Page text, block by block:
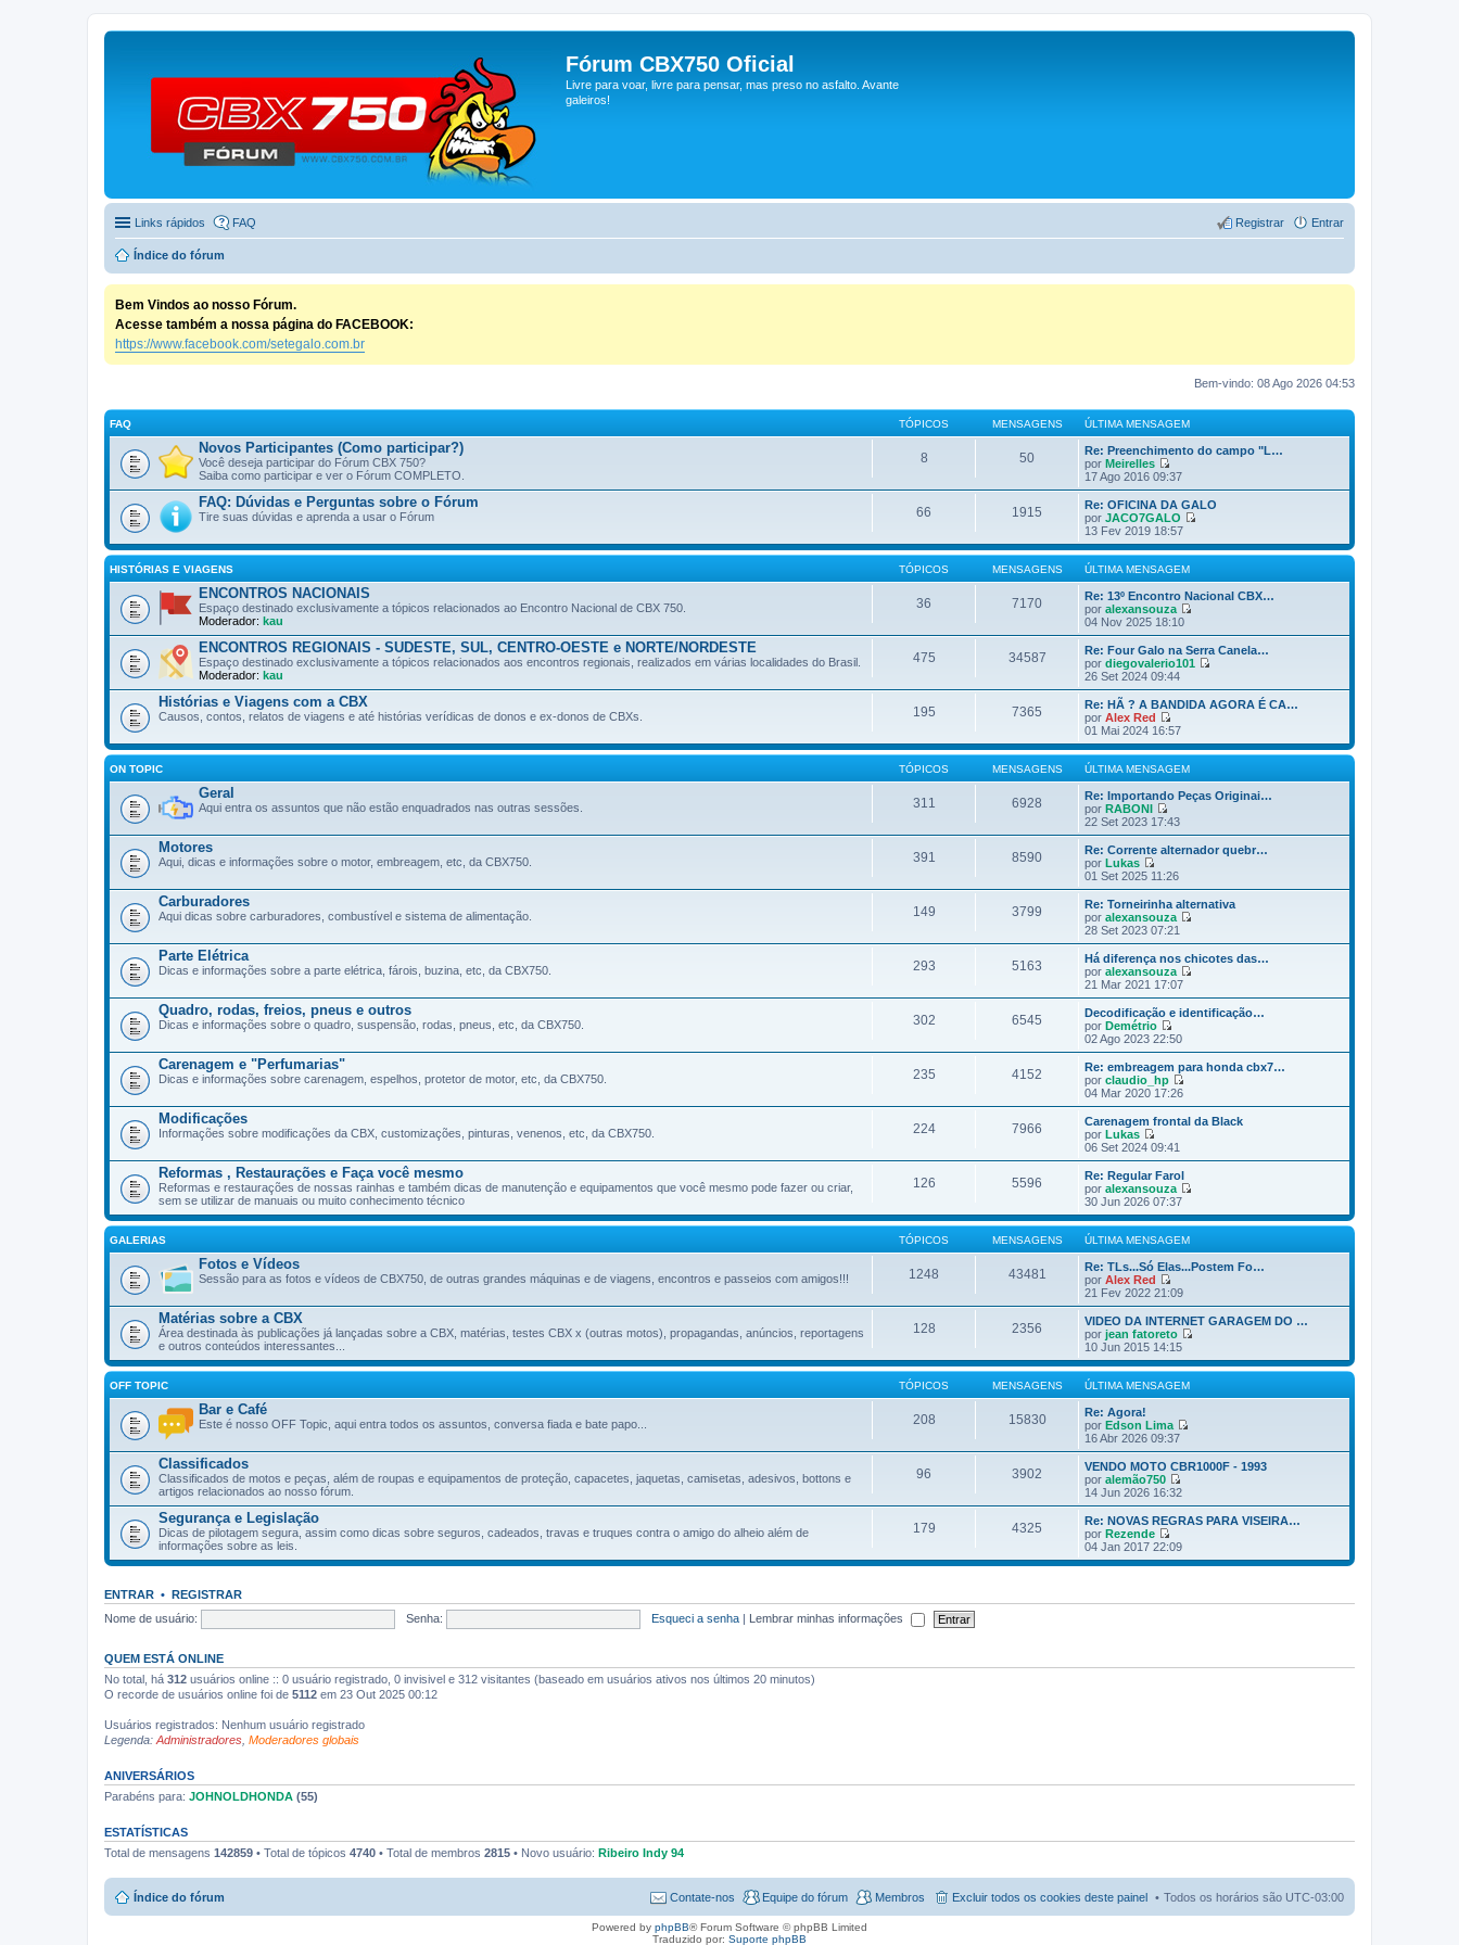
Fórum CBX750 Oficial
Livre para voar, livre para pensar, mas preso no asfalto. Avante
galeiros!
Links rápidos FAQ Entrar
Registrar
Índice do fórum
Bem Vindos ao nosso Fórum.
Acesse também a nossa página do FACEBOOK:
https://www.facebook.com/setegalo.com.br
Bem-vindo: 08 Ago 2026 04:53
FAQ TÓPICOS MENSAGENS ÚLTIMA MENSAGEM
Novos Participantes (Como participar?)
Você deseja participar do Fórum CBX 750?
Saiba como participar e ver o Fórum COMPLETO.
8 50
Re: Preenchimento do campo "L…
por Meirelles
V
e
r
ú
l
t
i
m
m
e
n
s
g
e
m
17 Ago 2016 09:37
FAQ: Dúvidas e Perguntas sobre o Fórum
Tire suas dúvidas e aprenda a usar o Fórum 66 1915
Re: OFICINA DA GALO
por JACO7GALO
e
r
l
t
a
m
e
n
a
g
13 Fev 2019 18:57
HISTÓRIAS E VIAGENS TÓPICOS MENSAGENS ÚLTIMA MENSAGEM
ENCONTROS NACIONAIS
Espaço destinado exclusivamente a tópicos relacionados ao Encontro Nacional de CBX 750.
Moderador: kau
36 7170
Re: 13º Encontro Nacional CBX…
por alexansouza
e
r
ú
l
i
m
e
g
04 Nov 2025 18:10
ENCONTROS REGIONAIS - SUDESTE, SUL, CENTRO-OESTE e NORTE/NORDESTE
Espaço destinado exclusivamente a tópicos relacionados aos encontros regionais, realizados em várias localidades do Brasil.
Moderador: kau
475 34587
Re: Four Galo na Serra Canela…
por diegovalerio101
e
r
ú
i
m
e
g
26 Set 2024 09:44
Histórias e Viagens com a CBX
Causos, contos, relatos de viagens e até histórias verídicas de donos e ex-donos de CBXs. 195 7365
Re: HÃ ? A BANDIDA AGORA É CA…
por Alex Red
V
e
r
ú
l
t
m
a
m
e
n
s
g
e
m
01 Mai 2024 16:57
ON TOPIC TÓPICOS MENSAGENS ÚLTIMA MENSAGEM
Geral
Aqui entra os assuntos que não estão enquadrados nas outras sessões. 311 6928
Re: Importando Peças Originai…
por RABONI
V
e
r
ú
l
t
m
a
m
n
s
a
g
e
m
22 Set 2023 17:43
Motores
Aqui, dicas e informações sobre o motor, embreagem, etc, da CBX750. 391 8590
Re: Corrente alternador quebr…
por Lukas
V
e
r
ú
l
t
m
a
m
n
s
a
g
e
m
01 Set 2025 11:26
Carburadores
Aqui dicas sobre carburadores, combustível e sistema de alimentação. 149 3799
Re: Torneirinha alternativa
por alexansouza
e
r
ú
m
n
g
e
28 Set 2023 07:21
Parte Elétrica
Dicas e informações sobre a parte elétrica, fárois, buzina, etc, da CBX750. 293 5163
Há diferença nos chicotes das…
por alexansouza
e
r
ú
m
n
g
21 Mar 2021 17:07
Quadro, rodas, freios, pneus e outros
Dicas e informações sobre o quadro, suspensão, rodas, pneus, etc, da CBX750. 302 6545
Decodificação e identificação…
por Demétrio
V
e
r
ú
l
t
m
a
m
n
s
a
g
m
02 Ago 2023 22:50
Carenagem e "Perfumarias"
Dicas e informações sobre carenagem, espelhos, protetor de motor, etc, da CBX750. 235 4152
Re: embreagem para honda cbx7…
por claudio_hp
e
r
ú
m
a
e
n
s
g
04 Mar 2020 17:26
Modificações
Informações sobre modificações da CBX, customizações, pinturas, venenos, etc, da CBX750. 224 7966
Carenagem frontal da Black
por Lukas
V
e
r
ú
l
t
i
m
m
e
n
s
a
g
e
m
06 Set 2024 09:41
Reformas , Restaurações e Faça você mesmo
Reformas e restaurações de nossas rainhas e também dicas de manutenção e equipamentos que você mesmo pode fazer ou criar,
sem se utilizar de manuais ou muito conhecimento técnico
126 5596
Re: Regular Farol
por alexansouza
e
r
l
t
a
m
e
a
30 Jun 2026 07:37
GALERIAS TÓPICOS MENSAGENS ÚLTIMA MENSAGEM
Fotos e Vídeos
Sessão para as fotos e vídeos de CBX750, de outras grandes máquinas e de viagens, encontros e passeios com amigos!!! 1248 43481
Re: TLs...Só Elas...Postem Fo…
por Alex Red
V
e
r
ú
l
t
i
m
e
n
s
a
g
e
m
21 Fev 2022 21:09
Matérias sobre a CBX
Área destinada às publicações já lançadas sobre a CBX, matérias, testes CBX x (outras motos), propagandas, anúncios, reportagens
e outros conteúdos interessantes...
128 2356
VIDEO DA INTERNET GARAGEM DO …
por jean fatoreto
e
r
l
a
m
e
a
g
10 Jun 2015 14:15
OFF TOPIC TÓPICOS MENSAGENS ÚLTIMA MENSAGEM
Bar e Café
Este é nosso OFF Topic, aqui entra todos os assuntos, conversa fiada e bate papo... 208 15830
Re: Agora!
por Edson Lima
e
r
ú
i
m
e
a
16 Abr 2026 09:37
Classificados
Classificados de motos e peças, além de roupas e equipamentos de proteção, capacetes, jaquetas, camisetas, adesivos, bottons e
artigos relacionados ao nosso fórum.
96 3902
VENDO MOTO CBR1000F - 1993
por alemão750
V
e
r
ú
l
i
m
g
14 Jun 2026 16:32
Segurança e Legislação
Dicas de pilotagem segura, assim como dicas sobre seguros, cadeados, travas e truques contra o amigo do alheio além de
informações sobre as leis.
179 4325
Re: NOVAS REGRAS PARA VISEIRA…
por Rezende
V
e
r
04 Jan 2017 22:09
ENTRAR • REGISTRAR
Nome de usuário:
Senha: Esqueci a senha | Lembrar minhas informações
QUEM ESTÁ ONLINE
No total, há 312 usuários online :: 0 usuário registrado, 0 invisivel e 312 visitantes (baseado em usuários ativos nos últimos 20 minutos)
O recorde de usuários online foi de 5112 em 23 Out 2025 00:12
Usuários registrados: Nenhum usuário registrado
Legenda: Administradores Moderadores globais
ANIVERSÁRIOS
Parabéns para: JOHNOLDHONDA (55)
ESTATÍSTICAS
Total de mensagens 142859 • Total de tópicos 4740 • Total de membros 2815 • Novo usuário: Ribeiro Indy 94
Índice do fórum Todos os horários são UTC-03:00
Excluir todos os cookies deste painel
Membros
Equipe do fórum
Contate-nos
Powered by phpBB® Forum Software © phpBB Limited
Traduzido por: Suporte phpBB